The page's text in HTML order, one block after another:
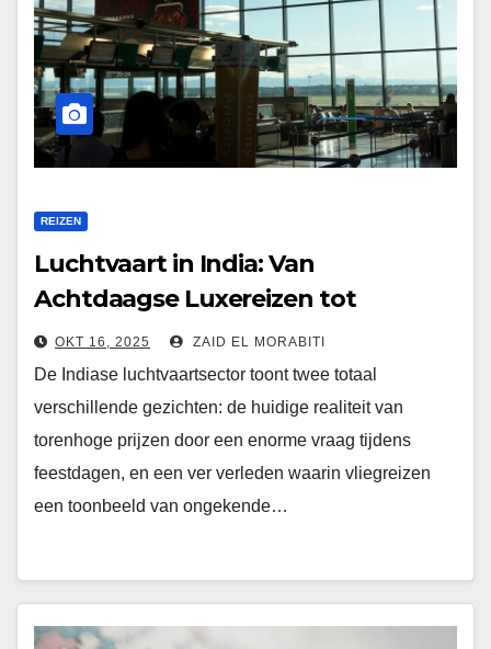
REIZEN
Luchtvaart in India: Van
Achtdaagse Luxereizen tot
Prijsexplosies tijdens Feestdagen
OKT 16, 2025 ZAID EL MORABITI
De Indiase luchtvaartsector toont twee totaal
verschillende gezichten: de huidige realiteit van
torenhoge prijzen door een enorme vraag tijdens
feestdagen, en een ver verleden waarin vliegreizen
een toonbeeld van ongekende…